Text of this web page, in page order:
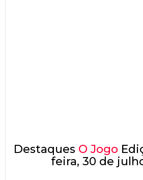
Destaques O Jogo
feira, 30 de